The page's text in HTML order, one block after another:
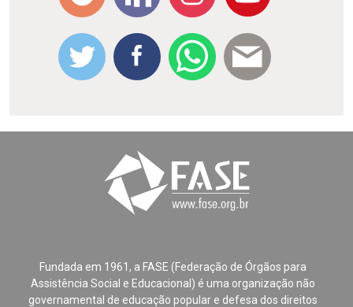
Fundada em 1961, a FASE (Federação de Órgãos para
Assistência Social e Educacional) é uma organização não
governamental de educação popular e defesa dos direitos